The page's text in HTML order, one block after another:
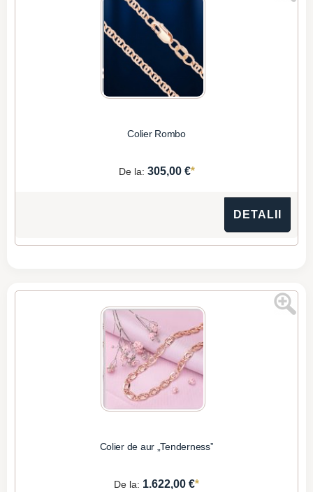
Colier Rombo
De la: 305,00 €*
DETALII
Colier de aur „Tenderness”
De la: 1.622,00 €*